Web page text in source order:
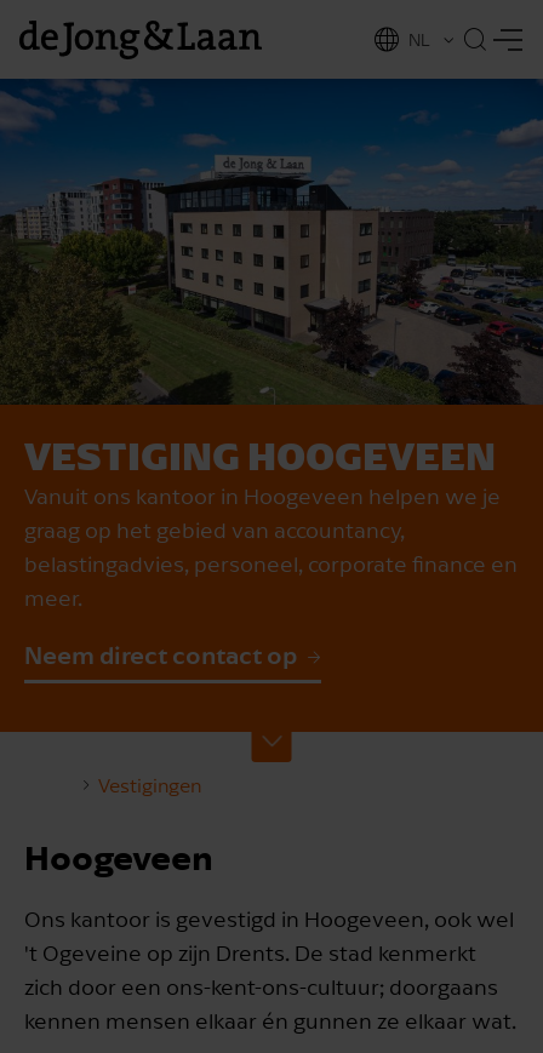
EN
NL
VESTIGING HOOGEVEEN
Vanuit ons kantoor in Hoogeveen helpen we je
graag op het gebied van accountancy,
belastingadvies, personeel, corporate finance en
meer.
Neem direct contact op
Vestigingen
Hoogeveen
Ons kantoor is gevestigd in Hoogeveen, ook wel
't Ogeveine op zijn Drents. De stad kenmerkt
zich door een ons-kent-ons-cultuur; doorgaans
kennen mensen elkaar én gunnen ze elkaar wat.